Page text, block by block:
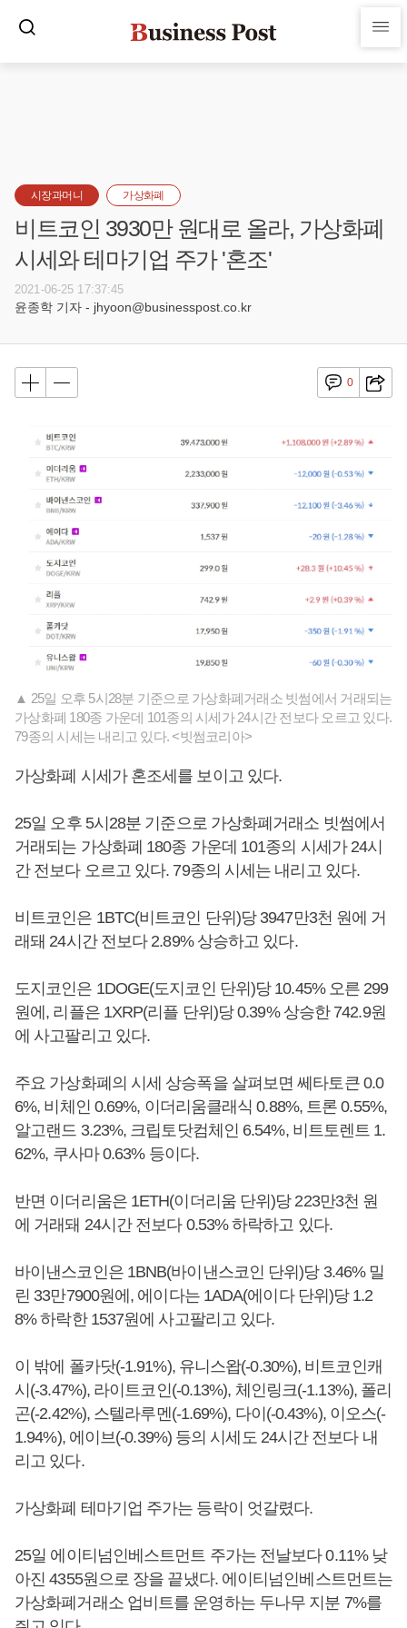
시장과머니 가상화폐
비트코인 3930만 원대로 올라, 가상화폐
시세와 테마기업 주가 '혼조'
2021-06-25 17:37:45
윤종학 기자 - jhyoon@businesspost.co.kr
0
▲ 25일 오후 5시28분 기준으로 가상화폐거래소 빗썸에서 거래되는
가상화폐 180종 가운데 101종의 시세가 24시간 전보다 오르고 있다.
79종의 시세는 내리고 있다. <빗썸코리아>
가상화폐 시세가 혼조세를 보이고 있다.
25일 오후 5시28분 기준으로 가상화폐거래소 빗썸에서
거래되는 가상화폐 180종 가운데 101종의 시세가 24시
간 전보다 오르고 있다. 79종의 시세는 내리고 있다.
비트코인은 1BTC(비트코인 단위)당 3947만3천 원에 거
래돼 24시간 전보다 2.89% 상승하고 있다.
도지코인은 1DOGE(도지코인 단위)당 10.45% 오른 299
원에, 리플은 1XRP(리플 단위)당 0.39% 상승한 742.9원
에 사고팔리고 있다.
주요 가상화폐의 시세 상승폭을 살펴보면 쎄타토큰 0.0
6%, 비체인 0.69%, 이더리움클래식 0.88%, 트론 0.55%,
알고랜드 3.23%, 크립토닷컴체인 6.54%, 비트토렌트 1.
62%, 쿠사마 0.63% 등이다.
반면 이더리움은 1ETH(이더리움 단위)당 223만3천 원
에 거래돼 24시간 전보다 0.53% 하락하고 있다.
바이낸스코인은 1BNB(바이낸스코인 단위)당 3.46% 밀
린 33만7900원에, 에이다는 1ADA(에이다 단위)당 1.2
8% 하락한 1537원에 사고팔리고 있다.
이 밖에 폴카닷(-1.91%), 유니스왑(-0.30%), 비트코인캐
시(-3.47%), 라이트코인(-0.13%), 체인링크(-1.13%), 폴리
곤(-2.42%), 스텔라루멘(-1.69%), 다이(-0.43%), 이오스(-
1.94%), 에이브(-0.39%) 등의 시세도 24시간 전보다 내
리고 있다.
가상화폐 테마기업 주가는 등락이 엇갈렸다.
25일 에이티넘인베스트먼트 주가는 전날보다 0.11% 낮
아진 4355원으로 장을 끝냈다. 에이티넘인베스트먼트는
가상화폐거래소 업비트를 운영하는 두나무 지분 7%를